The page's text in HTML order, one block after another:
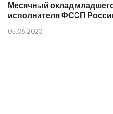
Месячный оклад
исполнителя ФССП
05.06.2020